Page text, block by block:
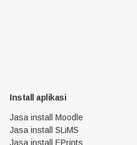
Install aplikasi
Jasa install Moodle
Jasa install SLiMS
Jasa install EPrints